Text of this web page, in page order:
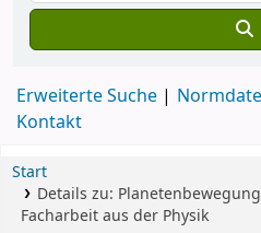
Erweiterte Suche
Kontakt
Start
Details zu:
Facharbeit aus der Physik